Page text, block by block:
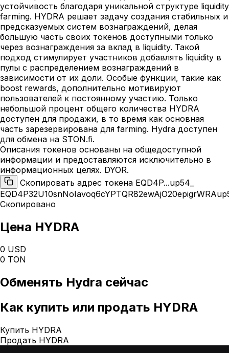
устойчивость благодаря уникальной структуре liquidity
farming. HYDRA решает задачу создания стабильных и
предсказуемых систем вознаграждений, делая
большую часть своих токенов доступными только
через вознаграждения за вклад в liquidity. Такой
подход стимулирует участников добавлять liquidity в
пулы с распределением вознаграждений в
зависимости от их доли. Особые функции, такие как
boost rewards, дополнительно мотивируют
пользователей к постоянному участию. Только
небольшой процент общего количества HYDRA
доступен для продажи, в то время как основная
часть зарезервирована для farming. Hydra доступен
для обмена на STON.fi.
Описания токенов основаны на общедоступной
информации и предоставляются исключительно в
информационных целях. DYOR.
Скопировать адрес токена EQD4P...up54_
Скопировано
Цена HYDRA
0 USD
0 TON
Обменять Hydra сейчас
Как купить или продать HYDRA
Купить HYDRA
Продать HYDRA